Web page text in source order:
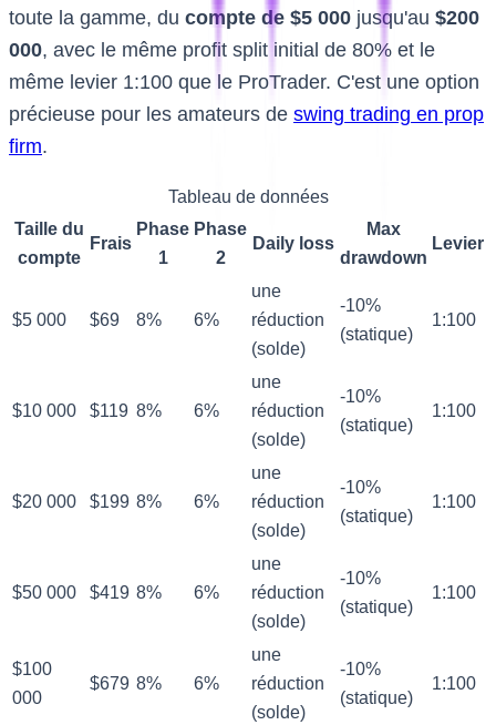
toute la gamme, du compte de $5 000 jusqu'au $200
000, avec le même profit split initial de 80% et le
même levier 1:100 que le ProTrader. C'est une option
précieuse pour les amateurs de swing trading en prop
firm.
Tableau de données
Taille du
compte
Frais
Phase
1
Phase
2
Daily loss
Max
drawdown
Levier
$5 000 $69 8% 6%
une
réduction
(solde)
-10%
(statique)
1:100
$10 000 $119 8% 6%
une
réduction
(solde)
-10%
(statique)
1:100
$20 000 $199 8% 6%
une
réduction
(solde)
-10%
(statique)
1:100
$50 000 $419 8% 6%
une
réduction
(solde)
-10%
(statique)
1:100
$100
000
$679 8% 6%
une
réduction
(solde)
-10%
(statique)
1:100